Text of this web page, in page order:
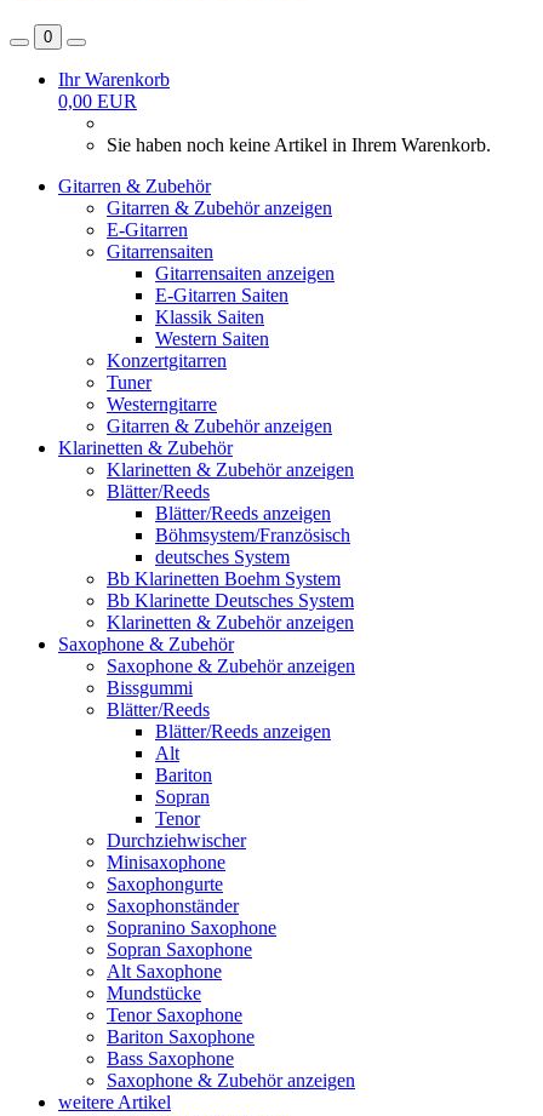
0
Ihr Warenkorb
0,00 EUR
Sie haben noch keine Artikel in Ihrem Warenkorb.
Gitarren & Zubehör
Gitarren & Zubehör anzeigen
E-Gitarren
Gitarrensaiten
Gitarrensaiten anzeigen
E-Gitarren Saiten
Klassik Saiten
Western Saiten
Konzertgitarren
Tuner
Westerngitarre
Gitarren & Zubehör anzeigen
Klarinetten & Zubehör
Klarinetten & Zubehör anzeigen
Blätter/Reeds
Blätter/Reeds anzeigen
Böhmsystem/Französisch
deutsches System
Bb Klarinetten Boehm System
Bb Klarinette Deutsches System
Klarinetten & Zubehör anzeigen
Saxophone & Zubehör
Saxophone & Zubehör anzeigen
Bissgummi
Blätter/Reeds
Blätter/Reeds anzeigen
Alt
Bariton
Sopran
Tenor
Durchziehwischer
Minisaxophone
Saxophongurte
Saxophonständer
Sopranino Saxophone
Sopran Saxophone
Alt Saxophone
Mundstücke
Tenor Saxophone
Bariton Saxophone
Bass Saxophone
Saxophone & Zubehör anzeigen
weitere Artikel